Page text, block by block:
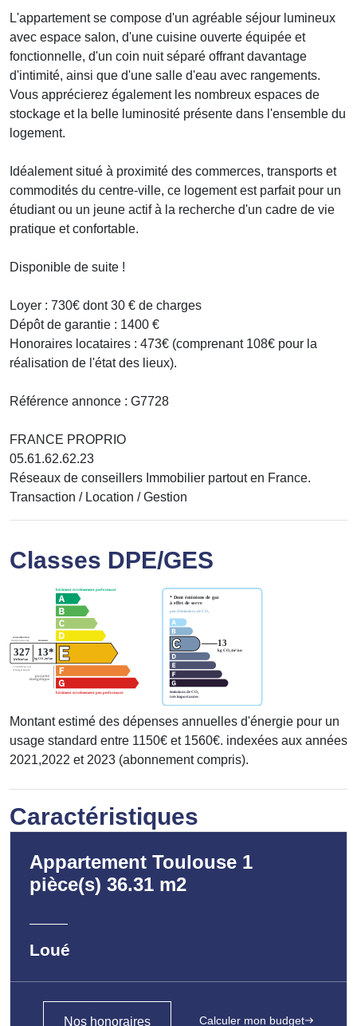
L'appartement se compose d'un agréable séjour lumineux
avec espace salon, d'une cuisine ouverte équipée et
fonctionnelle, d'un coin nuit séparé offrant davantage
d'intimité, ainsi que d'une salle d'eau avec rangements.
Vous apprécierez également les nombreux espaces de
stockage et la belle luminosité présente dans l'ensemble du
logement.
Idéalement situé à proximité des commerces, transports et
commodités du centre-ville, ce logement est parfait pour un
étudiant ou un jeune actif à la recherche d'un cadre de vie
pratique et confortable.
Disponible de suite !
Loyer : 730€ dont 30 € de charges
Dépôt de garantie : 1400 €
Honoraires locataires : 473€ (comprenant 108€ pour la
réalisation de l'état des lieux).
Référence annonce : G7728
FRANCE PROPRIO
05.61.62.62.23
Réseaux de conseillers Immobilier partout en France.
Transaction / Location / Gestion
Classes DPE/GES
Montant estimé des dépenses annuelles d'énergie pour un
usage standard entre 1150€ et 1560€. indexées aux années
2021,2022 et 2023 (abonnement compris).
Caractéristiques
Appartement Toulouse 1
pièce(s) 36.31 m2
Loué
Nos honoraires Calculer mon budget